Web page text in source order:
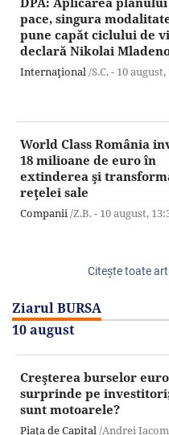
pace, singura
pune capăt ciclului de
declară Nikolai
Internaţional/S.C. - 10 august,
World Class România
18 milioane de euro în
extinderea şi
reţelei sale
Companii/Z.B. - 10 august,
Citeşte toate
Ziarul BURSA
10 august
Creşterea burselor
surprinde pe
sunt motoarele?
Piaţa de Capital/Andrei